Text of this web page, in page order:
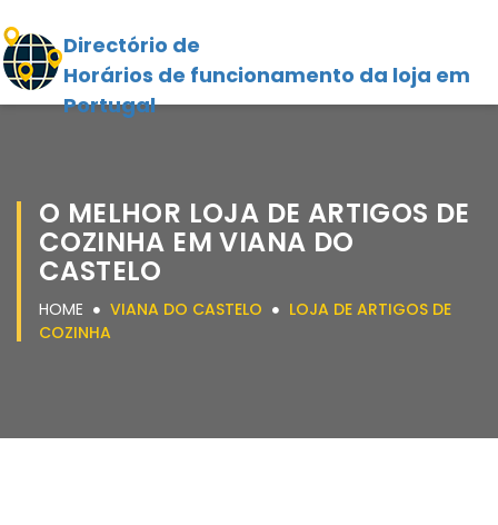
Directório de
Horários de funcionamento da loja em
Portugal
O MELHOR LOJA DE ARTIGOS DE
COZINHA EM VIANA DO
CASTELO
HOME VIANA DO CASTELO
LOJA DE ARTIGOS DE
COZINHA